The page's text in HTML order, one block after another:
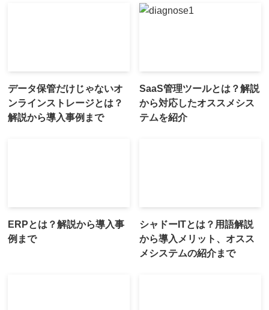
データ保管だけじゃないオ
ンラインストレージとは？
解説から導入事例まで
SaaS管理ツールとは？解説
から対応したオススメシス
テムを紹介
ERPとは？解説から導入事
例まで
シャドーITとは？用語解説
から導入メリット、オスス
メシステムの紹介まで